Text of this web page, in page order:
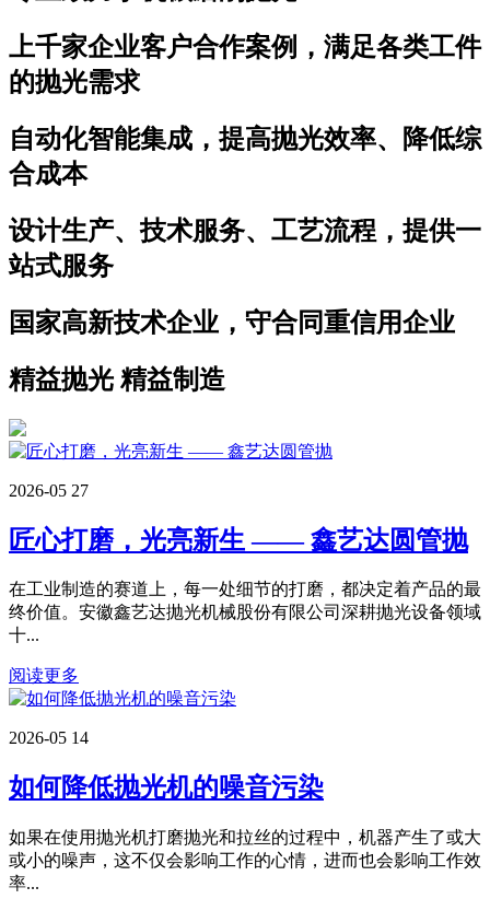
上千家企业客户合作案例，满足各类工件
的抛光需求
自动化智能集成，提高抛光效率、降低综
合成本
设计生产、技术服务、工艺流程，提供一
站式服务
国家高新技术企业，守合同重信用企业
精益抛光 精益制造
2026-05 27
匠心打磨，光亮新生 —— 鑫艺达圆管抛
在工业制造的赛道上，每一处细节的打磨，都决定着产品的最
终价值。安徽鑫艺达抛光机械股份有限公司深耕抛光设备领域
十...
阅读更多
2026-05 14
如何降低抛光机的噪音污染
如果在使用抛光机打磨抛光和拉丝的过程中，机器产生了或大
或小的噪声，这不仅会影响工作的心情，进而也会影响工作效
率...